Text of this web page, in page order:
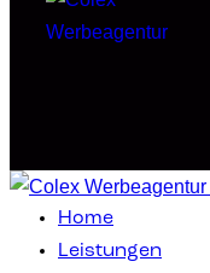
Home
Leistungen